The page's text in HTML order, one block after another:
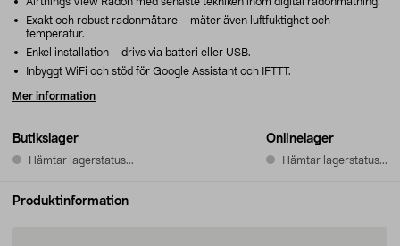
Butikslager
Hämtar lagerstatus...
Onlinelager
Hämtar lagerstatus...
Exakt och robust radonmätare – mäter även luftfuktighet och
temperatur.
Enkel installation – drivs via batteri eller USB.
Inbyggt WiFi och stöd för Google Assistant och IFTTT.
Mer information
Produktinformation